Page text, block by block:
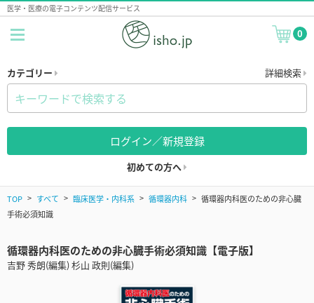
医学・医療の電子コンテンツ配信サービス
0
カテゴリー 詳細検索
ログイン／新規登録
初めての方へ
TOP すべて 臨床医学・内科系 循環器内科
循環器内科医のための非心臓
手術必須知識
循環器内科医のための非心臓手術必須知識【電子版】
吉野 秀朗(編集) 杉山 政則(編集)